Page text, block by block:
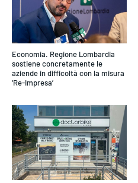
Economia. Regione Lombardia
sostiene concretamente le
aziende in difficoltà con la misura
‘Re-Impresa’